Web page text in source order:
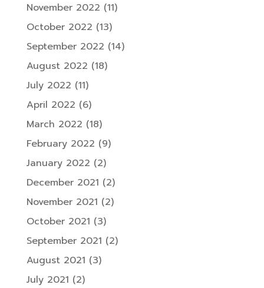
November 2022 (11)
October 2022 (13)
September 2022 (14)
August 2022 (18)
July 2022 (11)
April 2022 (6)
March 2022 (18)
February 2022 (9)
January 2022 (2)
December 2021 (2)
November 2021 (2)
October 2021 (3)
September 2021 (2)
August 2021 (3)
July 2021 (2)